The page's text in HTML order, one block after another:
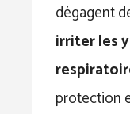
dégagent
irriter les
protection